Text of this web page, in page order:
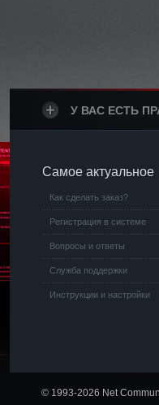
У ВАС ЕСТЬ
Самое актуальное
Как сделать заказ?
Регистрация в системе
Вопросы и ответы
Служба поддержки
Инструкции и настройки
© 1993-2026 Net